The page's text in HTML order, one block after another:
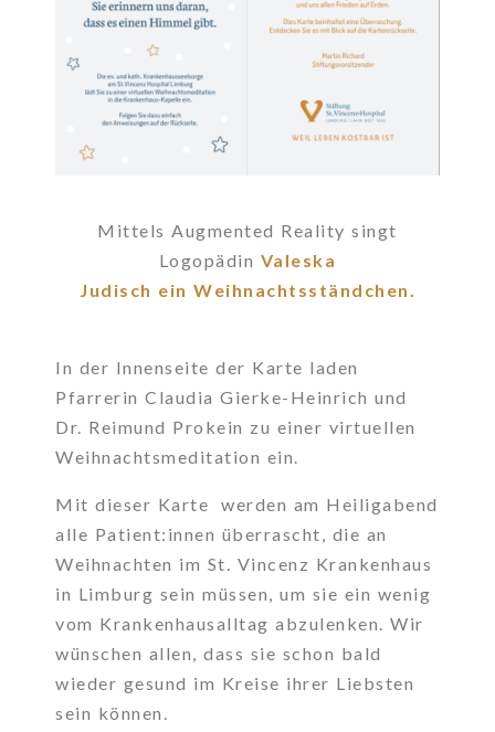
Mittels Augmented Reality singt
Logopädin Valeska
Judisch ein Weihnachtsständchen.
In der Innenseite der Karte laden
Pfarrerin Claudia Gierke-Heinrich und
Dr. Reimund Prokein zu einer virtuellen
Weihnachtsmeditation ein.
Mit dieser Karte werden am Heiligabend
alle Patient:innen überrascht, die an
Weihnachten im St. Vincenz Krankenhaus
in Limburg sein müssen, um sie ein wenig
vom Krankenhausalltag abzulenken. Wir
wünschen allen, dass sie schon bald
wieder gesund im Kreise ihrer Liebsten
sein können.